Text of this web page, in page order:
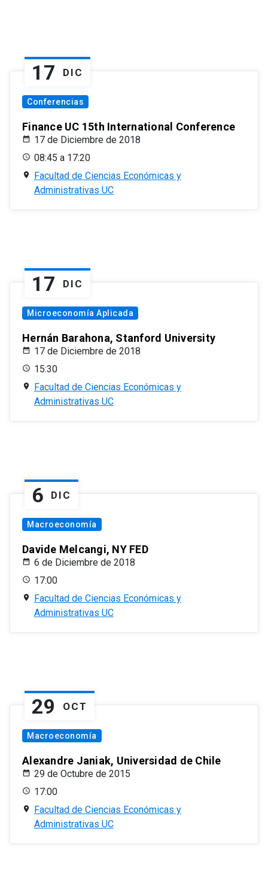
17 DIC
Conferencias
Finance UC 15th International Conference
17 de Diciembre de 2018
08:45 a 17:20
Facultad de Ciencias Económicas y
Administrativas UC
17 DIC
Microeconomía Aplicada
Hernán Barahona, Stanford University
17 de Diciembre de 2018
15:30
Facultad de Ciencias Económicas y
Administrativas UC
6 DIC
Macroeconomía
Davide Melcangi, NY FED
6 de Diciembre de 2018
17:00
Facultad de Ciencias Económicas y
Administrativas UC
29 OCT
Macroeconomía
Alexandre Janiak, Universidad de Chile
29 de Octubre de 2015
17:00
Facultad de Ciencias Económicas y
Administrativas UC